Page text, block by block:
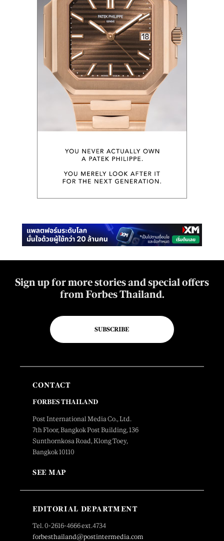
Sign up for more stories and special offers
from Forbes Thailand.
SUBSCRIBE
CONTACT
FORBES THAILAND
Post International Media Co., Ltd.
7th Floor, Bangkok Post Building, 136
Sunthornkosa Road, Klong Toey,
Bangkok 10110
SEE MAP
EDITORIAL DEPARTMENT
Tel. 0-2616-4666 ext.4734
forbesthailand@postintermedia.com